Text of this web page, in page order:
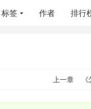
标签 作者 排行
上一章